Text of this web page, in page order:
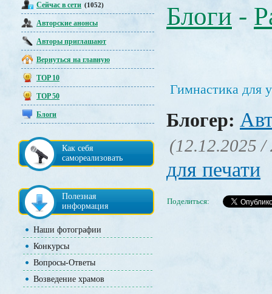
Сейчас в сети (1052)
Авторские анонсы
Авторы приглашают
Вернуться на главную
TOP 10
TOP 50
Блоги
Как себя
самореализовать
Полезная
информация
Наши фотографии
Конкурсы
Вопросы-Ответы
Возведение храмов
Блоги -
Гимнастика для
Блогер:
(12.12.2025 /
для печати
Поделиться: